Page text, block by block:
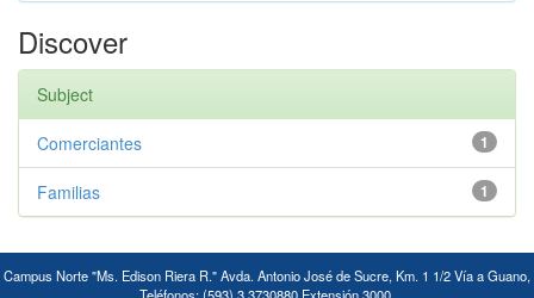
Discover
Subject
1
Comerciantes
1
Familias
Campus Norte "Ms. Edison Riera R." Avda. Antonio José de Sucre, Km. 1 1/2 Vía a Guano,